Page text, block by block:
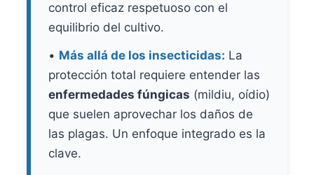
control eficaz respetuoso con el
equilibrio del cultivo.
• Más allá de los insecticidas: La
protección total requiere entender las
enfermedades fúngicas (mildiu, oídio)
que suelen aprovechar los daños de
las plagas. Un enfoque integrado es la
clave.